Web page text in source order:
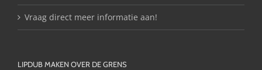
Vraag direct meer informatie aan!
LIPDUB MAKEN OVER DE GRENS